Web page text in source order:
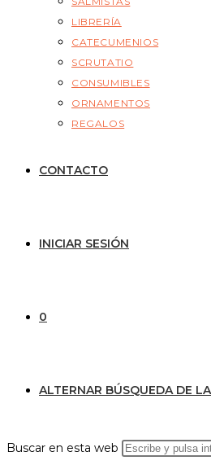
LIBRERÍA
CATECUMENIOS
SCRUTATIO
CONSUMIBLES
ORNAMENTOS
REGALOS
CONTACTO
INICIAR SESIÓN
0
ALTERNAR BÚSQUEDA DE
Buscar en esta web